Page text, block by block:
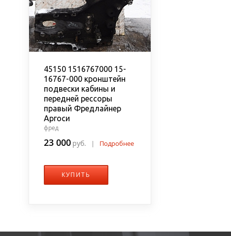
45150 1516767000 15-
16767-000 кронштейн
подвески кабины и
передней рессоры
правый Фредлайнер
Аргоси
фред
23 000 руб. | Подробнее
КУПИТЬ